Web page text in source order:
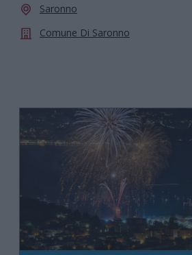
Saronno
Comune Di Saronno